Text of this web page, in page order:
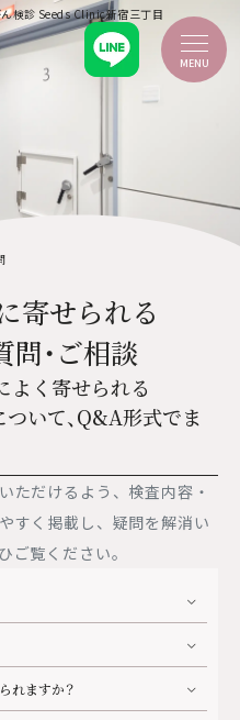
検診 Seeds Clinic新宿三丁目
MENU
寄せられる
・ご相談
く寄せられる
いて、Q&A形式でま
ただけるよう、検査内容・
すく掲載し、疑問を解消い
ご覧ください。
れますか？
073
はこちら
内など最新の情報を発信して
フォローをお願いします。